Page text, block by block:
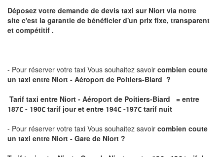
Déposez votre demande de devis taxi sur Niort via notre
site c'est la garantie de bénéficier d'un prix fixe, transparent
et compétitif .
- Pour réserver votre taxi Vous souhaitez savoir combien coute
un taxi entre Niort - Aéroport de Poitiers-Biard ?
Tarif taxi entre Niort - Aéroport de Poitiers-Biard = entre
187€ - 190€ tarif jour et entre 194€ -197€ tarif nuit
- Pour réserver votre taxi Vous souhaitez savoir combien coute
un taxi entre Niort - Gare de Niort ?